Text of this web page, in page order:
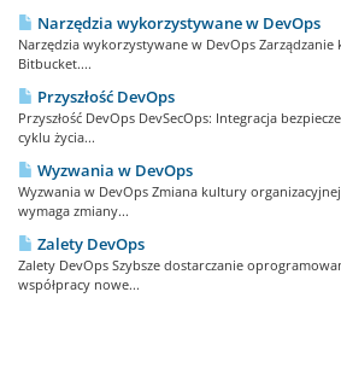
Narzędzia wykorzystywane w DevOps
Narzędzia wykorzystywane w DevOps
Bitbucket....
Przyszłość DevOps
Przyszłość DevOps DevSecOps: Integracja
cyklu życia...
Wyzwania w DevOps
Wyzwania w DevOps Zmiana kultury
wymaga zmiany...
Zalety DevOps
Zalety DevOps Szybsze dostarczanie
współpracy nowe...